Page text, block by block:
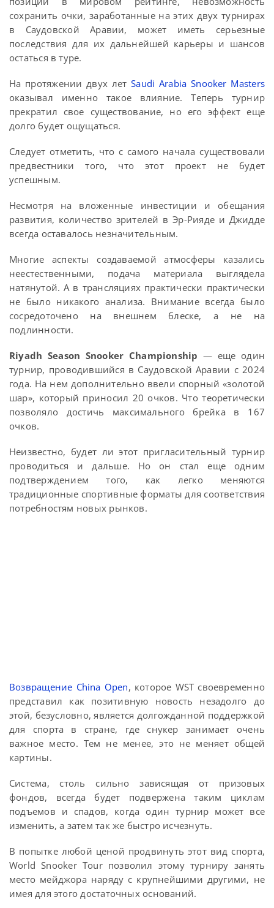
сохранить очки, заработанные на этих двух турнирах
в Саудовской Аравии, может иметь серьезные
последствия для их дальнейшей карьеры и шансов
остаться в туре.
На протяжении двух летSaudi Arabia Snooker Masters
оказывал именно такое влияние. Теперь турнир
прекратил свое существование, но его эффект еще
долго будет ощущаться.
Следует отметить, что с самого начала существовали
предвестники того, что этот проект не будет
успешным.
Несмотря на вложенные инвестиции и обещания
развития, количество зрителей в Эр-Рияде и Джидде
всегда оставалось незначительным.
Многие аспекты создаваемой атмосферы казались
неестественными, подача материала выглядела
натянутой. А в трансляциях практически практически
не было никакого анализа. Внимание всегда было
сосредоточено на внешнем блеске, а не на
подлинности.
Riyadh Season Snooker Championship — еще один
турнир, проводившийся в Саудовской Аравии с 2024
года. На нем дополнительно ввели спорный «золотой
шар», который приносил 20 очков. Что теоретически
позволяло достичь максимального брейка в 167
очков.
Неизвестно, будет ли этот пригласительный турнир
проводиться и дальше. Но он стал еще одним
подтверждением того, как легко меняются
традиционные спортивные форматы для соответствия
потребностям новых рынков.
Возвращение China Open, которое WST своевременно
представил как позитивную новость незадолго до
этой, безусловно, является долгожданной поддержкой
для спорта в стране, где снукер занимает очень
важное место. Тем не менее, это не меняет общей
картины.
Система, столь сильно зависящая от призовых
фондов, всегда будет подвержена таким циклам
подъемов и спадов, когда один турнир может все
изменить, а затем так же быстро исчезнуть.
В попытке любой ценой продвинуть этот вид спорта,
World Snooker Tour позволил этому турниру занять
место мейджора наряду с крупнейшими другими, не
имея для этого достаточных оснований.